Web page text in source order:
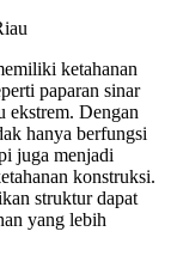
ketahanan
paparan sinar
ekstrem. Dengan
hanya berfungsi
juga menjadi
konstruksi.
struktur dapat
yang lebih